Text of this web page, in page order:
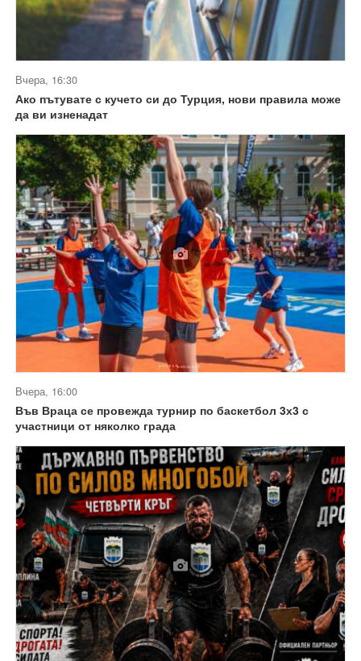
Вчера, 16:30
Ако пътувате с кучето си до Турция, нови правила може
да ви изненадат
Вчера, 16:00
Във Враца се провежда турнир по баскетбол 3х3 с
участници от няколко града